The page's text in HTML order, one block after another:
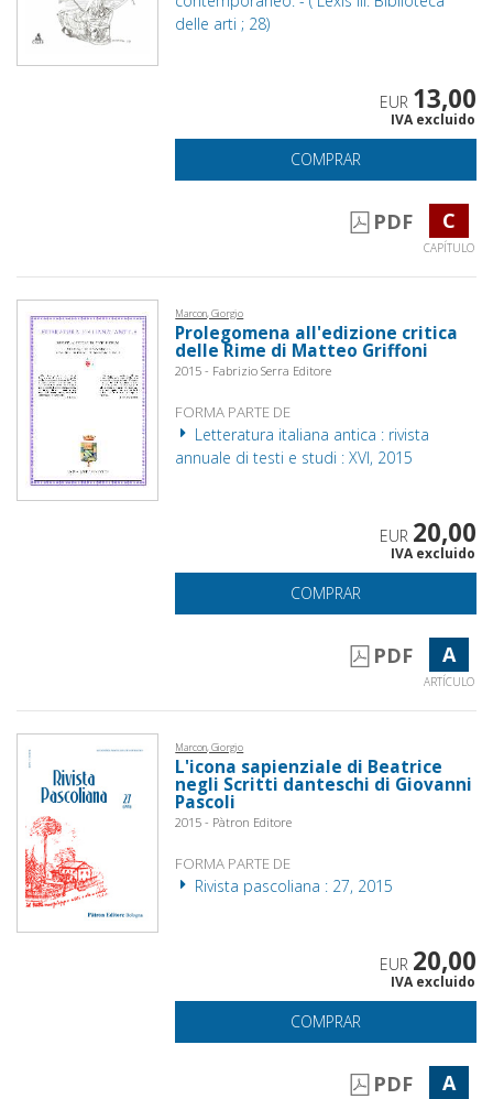
delle arti ; 28)
EUR 13,00
IVA excluido
COMPRAR
PDF C
CAPÍTULO
Marcon, Giorgio
Prolegomena all'edizione critica
delle Rime di Matteo Griffoni
2015 - Fabrizio Serra Editore
FORMA PARTE DE
Letteratura italiana antica : rivista
annuale di testi e studi : XVI, 2015
EUR 20,00
IVA excluido
COMPRAR
PDF A
ARTÍCULO
Marcon, Giorgio
L'icona sapienziale di Beatrice
negli Scritti danteschi di Giovanni
Pascoli
2015 - Pàtron Editore
FORMA PARTE DE
Rivista pascoliana : 27, 2015
EUR 20,00
IVA excluido
COMPRAR
PDF A